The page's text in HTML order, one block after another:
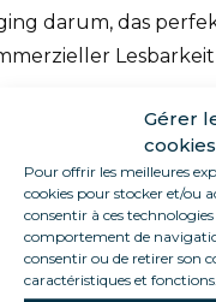
Gérer
cookies
Pour offrir les meilleures
cookies pour stocker et/ou
consentir à ces
comportement de
consentir ou de retirer son
caractéristiques et fonctions.
darum, das
Linien, einfache
Wirkung ohne
„handgezeichnete“
Authentizität in die
Nostalgie und